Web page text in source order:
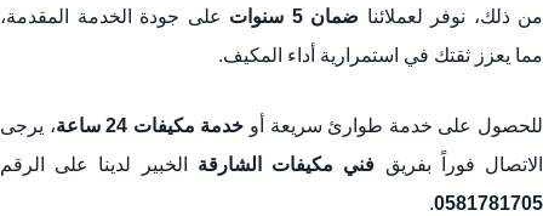
5. قطع الغيار الأصلية وضمان خدمة 5 سنوات
الشارقة
7. الأسعار التنافسية والشفافية الكاملة لخدمات تصليح مكيفات
من ذلك، نوفر لعملائنا ضمان 5 سنوات
على جودة الخدمة المقدمة،
مما يعزز ثقتك في استمرارية أداء المكيف.
للحصول على خدمة طوارئ سريعة أو خدمة مكيفات 24 ساعة
، يرجى
الاتصال فوراً بفريق فني مكيفات الشارقة الخبير لدينا على الرقم
0581781705
.